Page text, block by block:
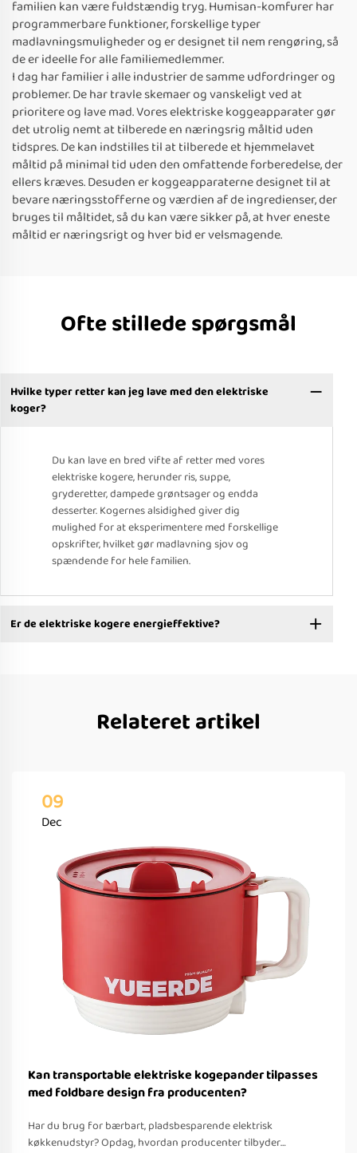
familien kan være fuldstændig tryg. Humisan-komfurer har
programmerbare funktioner, forskellige typer
madlavningsmuligheder og er designet til nem rengøring, så
de er ideelle for alle familiemedlemmer.
I dag har familier i alle industrier de samme udfordringer og
problemer. De har travle skemaer og vanskeligt ved at
prioritere og lave mad. Vores elektriske koggeapparater gør
det utrolig nemt at tilberede en næringsrig måltid uden
tidspres. De kan indstilles til at tilberede et hjemmelavet
måltid på minimal tid uden den omfattende forberedelse, der
ellers kræves. Desuden er koggeapparaterne designet til at
bevare næringsstofferne og værdien af de ingredienser, der
bruges til måltidet, så du kan være sikker på, at hver eneste
måltid er næringsrigt og hver bid er velsmagende.
Ofte stillede spørgsmål
Hvilke typer retter kan jeg lave med den elektriske
koger?
Du kan lave en bred vifte af retter med vores
elektriske kogere, herunder ris, suppe,
gryderetter, dampede grøntsager og endda
desserter. Kogernes alsidighed giver dig
mulighed for at eksperimentere med forskellige
opskrifter, hvilket gør madlavning sjov og
spændende for hele familien.
Er de elektriske kogere energieffektive?
Relateret artikel
09
Dec
Kan transportable elektriske kogepander tilpasses
med foldbare design fra producenten?
Har du brug for bærbart, pladsbesparende elektrisk
køkkenudstyr? Opdag, hvordan producenter tilbyder